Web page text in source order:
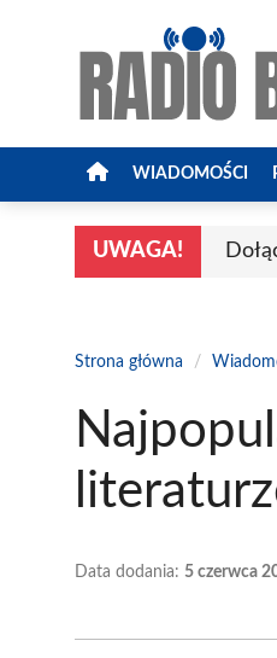
WIADOMOŚCI
UWAGA!
Strona główna /
Data dodania: 5 czerwca